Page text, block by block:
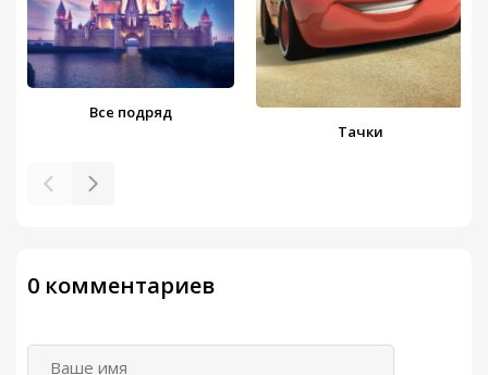
Все подряд
Тачки
0 комментариев